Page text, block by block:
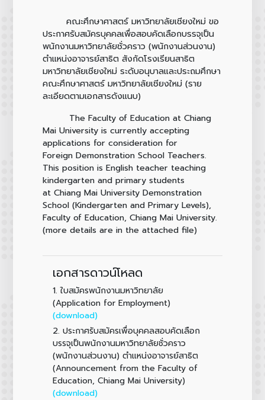
คณะศึกษาศาสตร์ มหาวิทยาลัยเชียงใหม่ ขอ
ประกาศรับสมัครบุคคลเพื่อสอบคัดเลือกบรรจุเป็น
พนักงานมหาวิทยาลัยชั่วคราว (พนักงานส่วนงาน)
ตำแหน่งอาจารย์สาธิต สังกัดโรงเรียนสาธิต
มหาวิทยาลัยเชียงใหม่ ระดับอนุบาลและประถมศึกษา
คณะศึกษาศาสตร์ มหาวิทยาลัยเชียงใหม่ (ราย
ละเอียดตามเอกสารดังแนบ)
The Faculty of Education at Chiang
Mai University is currently accepting
applications for consideration for
Foreign Demonstration School Teachers.
This position is English teacher teaching
kindergarten and primary students
at Chiang Mai University Demonstration
School (Kindergarten and Primary Levels),
Faculty of Education, Chiang Mai University.
(more details are in the attached file)
เอกสารดาวน์โหลด
1.ใบสมัครพนักงานมหาวิทยาลัย
(Application for Employment)
(download)
2. ประกาศรับสมัครเพื่อบุคคลสอบคัดเลือก
บรรจุเป็นพนักงานมหาวิทยาลัยชั่วคราว
(พนักงานส่วนงาน) ตำแหน่งอาจารย์สาธิต
(Announcement from the Faculty of
Education, Chiang Mai University)
(download)